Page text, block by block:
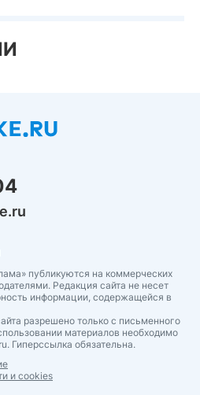
публикуются на коммерческих
Редакция сайта не несет
информации, содержащейся в
разрешено только с письменного
материалов необходимо
Гиперссылка обязательна.
и cookies